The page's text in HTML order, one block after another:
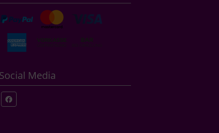
Media